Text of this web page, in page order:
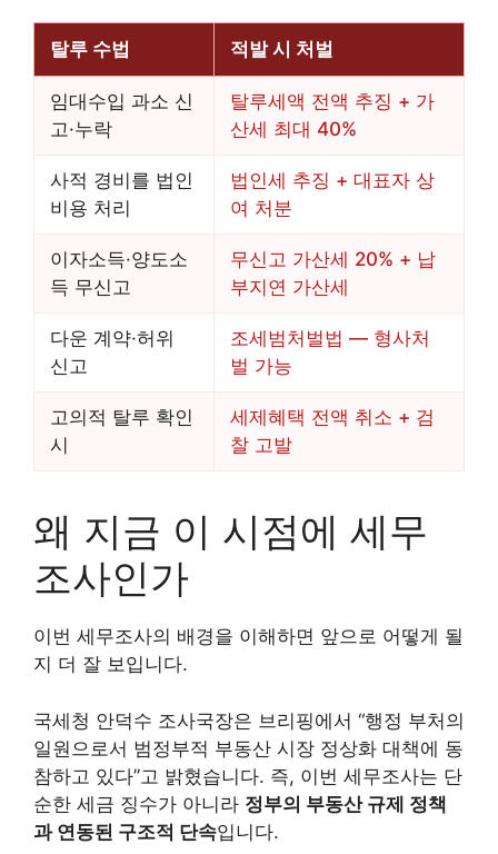
탈루 수법 적발 시 처벌
임대수입 과소 신
고·누락
탈루세액 전액 추징 + 가
산세 최대 40%
사적 경비를 법인
비용 처리
법인세 추징 + 대표자 상
여 처분
이자소득·양도소
득 무신고
무신고 가산세 20% + 납
부지연 가산세
다운 계약·허위
신고
조세범처벌법 — 형사처
벌 가능
고의적 탈루 확인
시
세제혜택 전액 취소 + 검
찰 고발
왜 지금 이 시점에 세무
조사인가
이번 세무조사의 배경을 이해하면 앞으로 어떻게 될
지 더 잘 보입니다.
국세청 안덕수 조사국장은 브리핑에서 “행정 부처의
일원으로서 범정부적 부동산 시장 정상화 대책에 동
참하고 있다”고 밝혔습니다. 즉, 이번 세무조사는 단
순한 세금 징수가 아니라 정부의 부동산 규제 정책
과 연동된 구조적 단속입니다.